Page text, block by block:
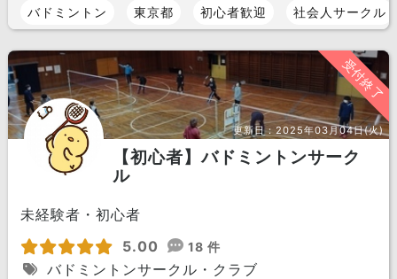
バドミントン 東京都 初心者歓迎 社会人サークル
受付終了
更新日：2025年03月04日(火)
【初心者】バドミントンサーク
ル
未経験者・初心者
5.00
18 件
バドミントンサークル・クラブ